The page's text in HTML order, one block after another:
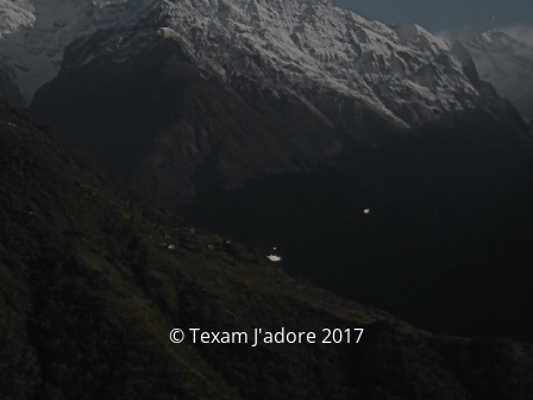
© Texam J'adore 2017